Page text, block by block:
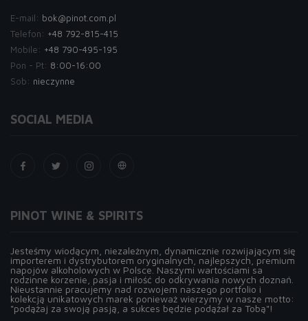
E-mail: bok@pinot.com.pl
Telefon: +48 792-815-415
Mobile: +48 790-495-195
Pon - Pt: 8:00-16:00
Sob: nieczynne
SOCIAL MEDIA
PINOT WINE & SPIRITS
Jesteśmy wiodącym, niezależnym, dynamicznie rozwijającym się
importerem i dystrybutorem oryginalnych, najlepszych, premium
napojów alkoholowych w Polsce. Naszymi wartościami sa
rodzinne korzenie, pasja i miłość do odkrywania nowych doznań.
Nieustannie pracujemy nad rozwojem naszego portfolio i
kolekcją unikatowych marek ponieważ wierzymy w nasze motto:
"podążaj za swoją pasją, a sukces będzie podążał za Tobą"!